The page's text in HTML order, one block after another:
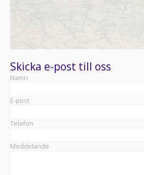
Skicka e-post till oss
Namn
E-post
Telefon
Meddelande